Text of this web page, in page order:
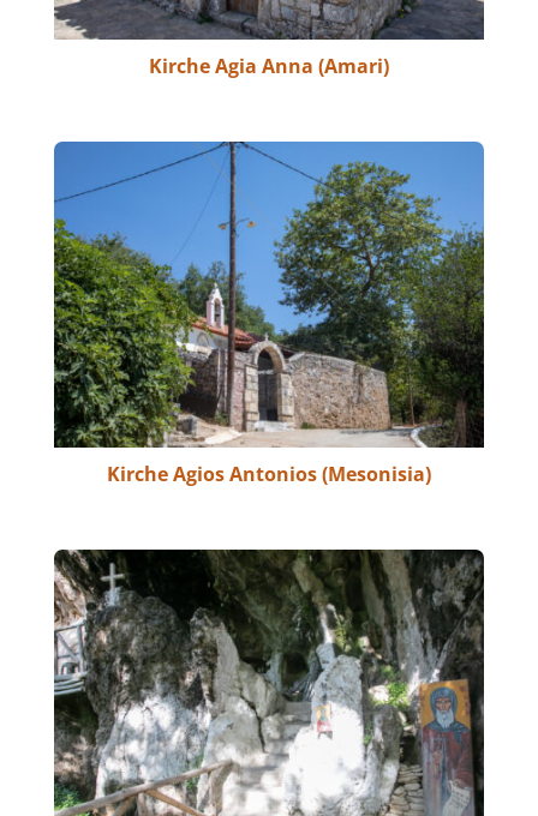
Kirche Agia Anna (Amari)
Kirche Agios Antonios (Mesonisia)